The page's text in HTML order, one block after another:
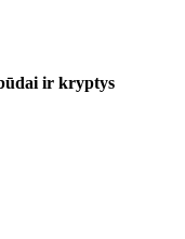
ir kryptys